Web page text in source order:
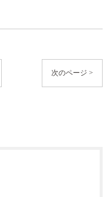
次のページ >